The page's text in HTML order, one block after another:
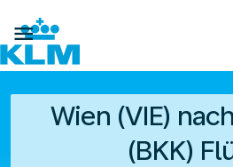

Wien (VIE)
(BKK)